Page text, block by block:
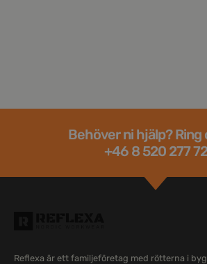
Behöver ni hjälp? Ring
+46 8 520 277 72
Reflexa är ett familjeföretag med rötterna i